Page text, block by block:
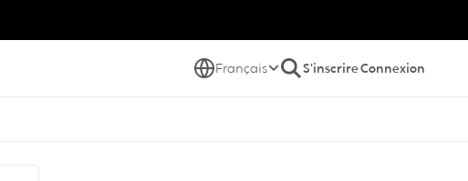
Français S'inscrireConnexion